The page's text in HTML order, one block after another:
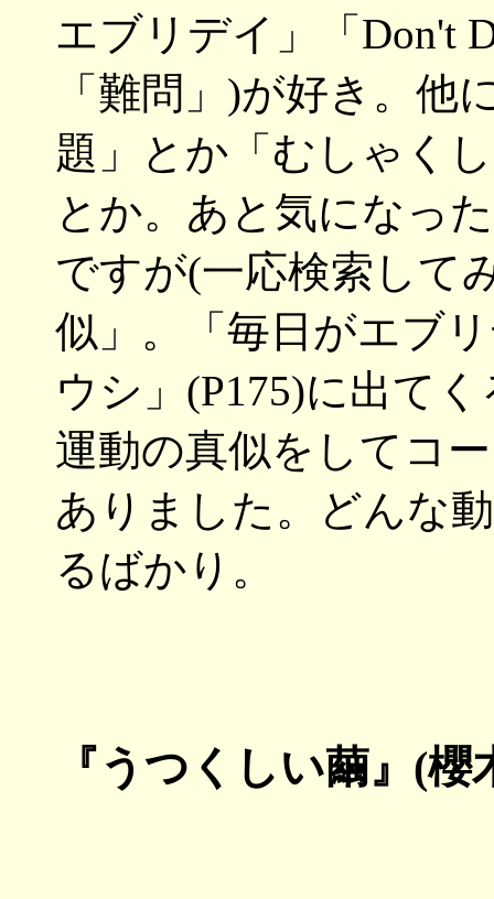
エブリデイ」「Don't
「難問」)が好き。他
題」とか「むしゃく
とか。あと気になっ
ですが(一応検索して
似」。「毎日がエブ
ウシ」(P175)に出て
運動の真似をしてコ
ありました。どんな
るばかり。
『うつくしい繭』(